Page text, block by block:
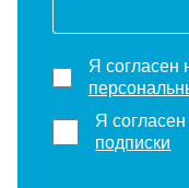
Я согласен
Я
подписки